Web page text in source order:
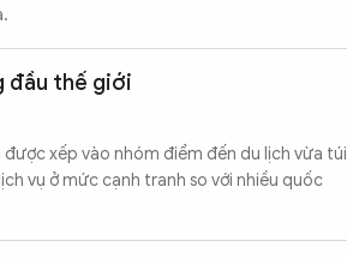
đầu thế giới
xếp vào nhóm điểm đến du lịch vừa túi
vụ ở mức cạnh tranh so với nhiều quốc